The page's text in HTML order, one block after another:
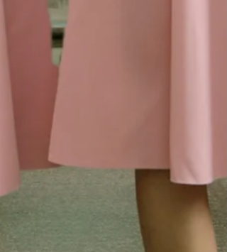
を交わし、キャンパスライフを楽しみ始めた